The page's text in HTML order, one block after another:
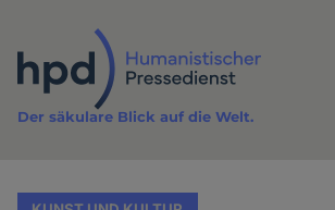
Inhalt
Der säkulare Blick auf die Welt.